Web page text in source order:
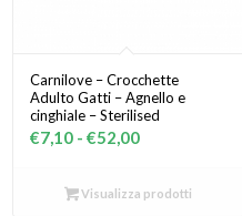
Carnilove – Crocchette
Adulto Gatti – Agnello e
cinghiale – Sterilised
€7,10 - €52,00Fascia
prezzo:
Visualizza prodotti